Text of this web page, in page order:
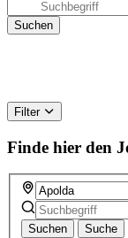
Filter
Finde hier den
Suchen Suche